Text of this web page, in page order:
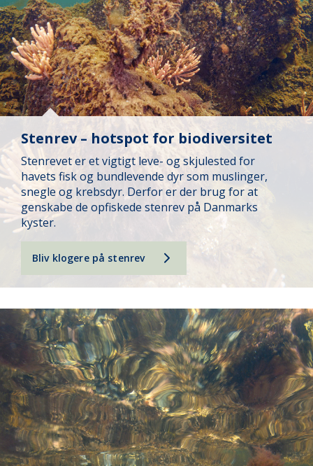
Stenrev – hotspot for biodiversitet
Stenrevet er et vigtigt leve- og skjulested for
havets fisk og bundlevende dyr som muslinger,
snegle og krebsdyr. Derfor er der brug for at
genskabe de opfiskede stenrev på Danmarks
kyster.
Bliv klogere på stenrev